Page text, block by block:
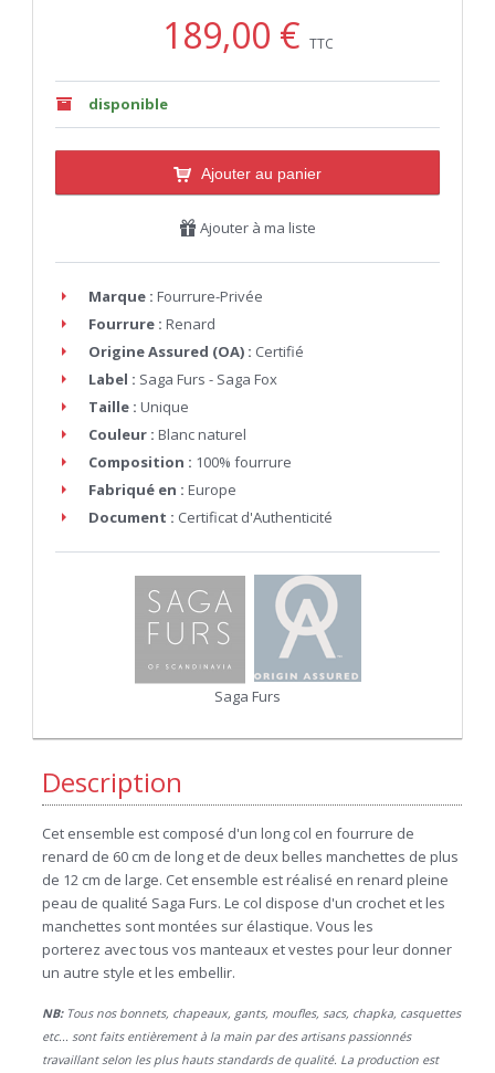
189,00 € TTC
disponible
Ajouter au panier
Ajouter à ma liste
Marque : Fourrure-Privée
Fourrure : Renard
Origine Assured (OA) : Certifié
Label : Saga Furs - Saga Fox
Taille : Unique
Couleur : Blanc naturel
Composition : 100% fourrure
Fabriqué en : Europe
Document : Certificat d'Authenticité
Saga Furs
Description
Cet ensemble est composé d'un long col en fourrure de
renard de 60 cm de long et de deux belles manchettes de plus
de 12 cm de large. Cet ensemble est réalisé en renard pleine
peau de qualité Saga Furs. Le col dispose d'un crochet et les
manchettes sont montées sur élastique. Vous les
porterez avec tous vos manteaux et vestes pour leur donner
un autre style et les embellir.
NB: Tous nos bonnets, chapeaux, gants, moufles, sacs, chapka, casquettes
etc... sont faits entièrement à la main par des artisans passionnés
travaillant selon les plus hauts standards de qualité. La production est